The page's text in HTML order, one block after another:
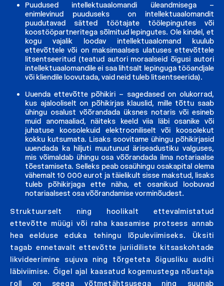
Puudused intellektuaalomandi üleandmisega –
enimlevinud puuduseks on intellektuaalomandit
puudutavad sätted töötajate töölepingutes või
koostööpartneritega sõlmitud lepingutes. Ole kindel, et
kogu vajalik loodav intellektuaalomand kuulub
ettevõttele või on maksimaalses ulatuses ettevõttele
litsentseeritud (teatud autori moraalseid õigusi autori
intellektuaalomandile ei saa lihtsalt lepinguga tööandjale
või kliendile loovutada, vaid neid tuleb litsentseerida).
Uuenda ettevõtte põhikiri – sagedased on olukorrad,
kus ajalooliselt on põhikirjas klauslid, mille tõttu saab
ühingu osalust võõrandada üksnes notaris või esineb
muid anomaaliad, näiteks keeld viia läbi osanike või
juhatuse koosolekuid elektrooniliselt või koosolekut
kokku kutsumata. Lisaks soovitame ühingu põhikirjasid
uuendada ka hiljuti muutunud äriseadustiku valguses,
mis võimaldab ühingu osa võõrandada ilma notariaalse
tõestamiseta. Selleks peab osaühingu osakapital olema
vähemalt 10 000 eurot ja täielikult sisse makstud, lisaks
tuleb põhikirjaga ette näha, et osanikud loobuvad
notariaalsest osa võõrandamise vorminõudest.
Struktuurselt ning hoolikalt ettevalmistatud
ettevõtte müügi või raha kaasamise protsess annab
hea eelduse eduka tehingu lõpuleviimiseks. Üksiti
tagab ennetavalt ettevõtte juriidiliste kitsaskohtade
likvideerimine sujuva ning tõrgeteta õigusliku auditi
läbiviimise. Õigel ajal kaasatud kogemustega nõustaja
roll on seega võtmetähtsusega ning suunab